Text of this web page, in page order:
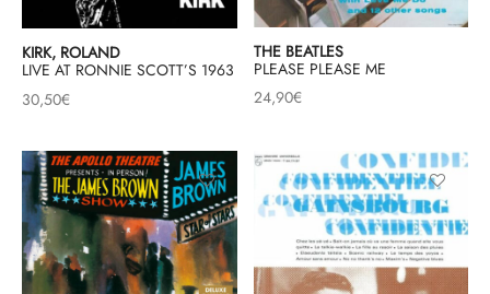
KIRK, ROLAND
LIVE AT RONNIE SCOTT’S 1963
30,50€
THE BEATLES
PLEASE PLEASE ME
24,90€